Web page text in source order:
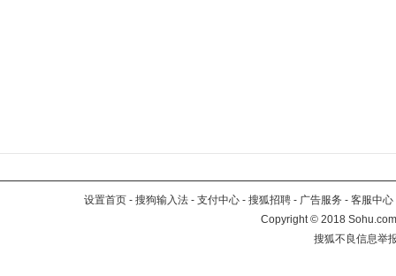
设置首页 - 搜狗输入法 - 支付中心 - 搜狐招聘 - 广告服务 - 客服中心
Copyright©2018
搜狐不良信息举